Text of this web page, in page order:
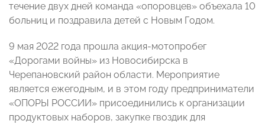
течение двух дней команда «опоровцев» объехала 10
больниц и поздравила детей с Новым Годом.
9 мая 2022 года прошла акция-мотопробег
«Дорогами войны» из Новосибирска в
Черепановский район области. Мероприятие
является ежегодным, и в этом году предприниматели
«ОПОРЫ РОССИИ» присоединились к организации
продуктовых наборов, закупке гвоздик для